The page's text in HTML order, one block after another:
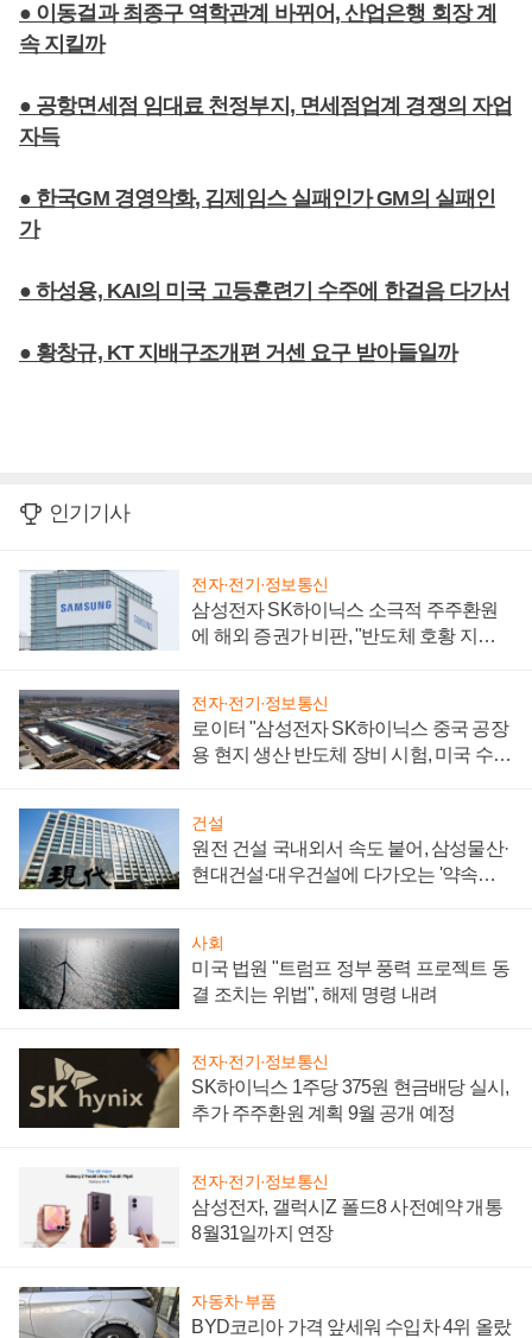
● 이동걸과 최종구 역학관계 바뀌어, 산업은행 회장 계
속 지킬까
● 공항면세점 임대료 천정부지, 면세점업계 경쟁의 자업
자득
● 한국GM 경영악화, 김제임스 실패인가 GM의 실패인
가
● 하성용, KAI의 미국 고등훈련기 수주에 한걸음 다가서
● 황창규, KT 지배구조개편 거센 요구 받아들일까
인기기사
전자·전기·정보통신
삼성전자 SK하이닉스 소극적 주주환원
에 해외 증권가 비판, "반도체 호황 지속
전자·전기·정보통신
로이터 "삼성전자 SK하이닉스 중국 공장
용 현지 생산 반도체 장비 시험, 미국 수출
건설
원전 건설 국내외서 속도 붙어, 삼성물산·
현대건설·대우건설에 다가오는 '약속의
사회
미국 법원 "트럼프 정부 풍력 프로젝트 동
결 조치는 위법", 해제 명령 내려
전자·전기·정보통신
SK하이닉스 1주당 375원 현금배당 실시,
추가 주주환원 계획 9월 공개 예정
전자·전기·정보통신
삼성전자, 갤럭시Z 폴드8 사전예약 개통
8월31일까지 연장
자동차·부품
BYD코리아 가격 앞세워 수입차 4위 올랐